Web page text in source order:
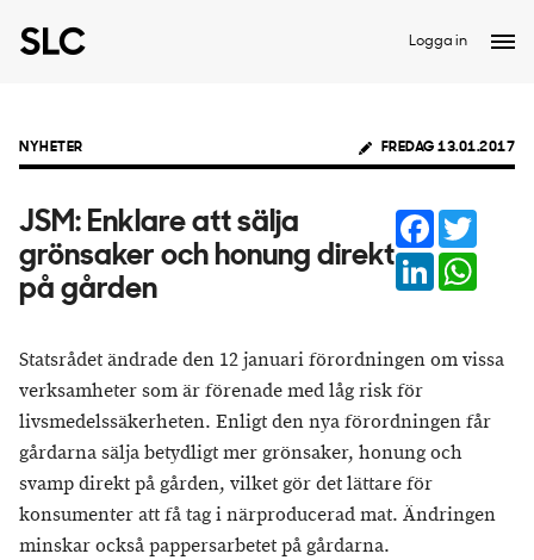
Logga in
NYHETER FREDAG 13.01.2017
JSM: Enklare att sälja
grönsaker och honung direkt
på gården
Facebook
LinkedIn
Statsrådet ändrade den 12 januari förordningen om vissa
verksamheter som är förenade med låg risk för
livsmedelssäkerheten. Enligt den nya förordningen får
gårdarna sälja betydligt mer grönsaker, honung och
svamp direkt på gården, vilket gör det lättare för
konsumenter att få tag i närproducerad mat. Ändringen
minskar också pappersarbetet på gårdarna.